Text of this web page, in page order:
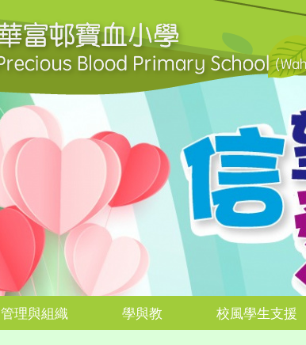
管理與組織 學與教 校風學生支援